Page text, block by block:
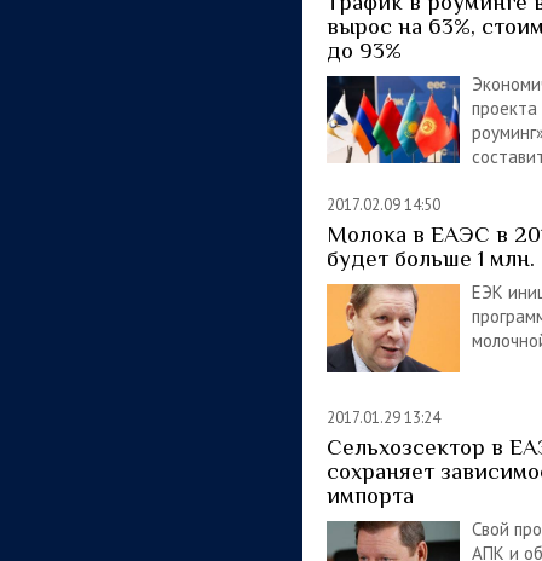
вырос на 63%,
до 93%
2017.02.09 14:50
Молока в ЕАЭС в
будет больше 1 млн.
ЕЭК
2017.01.29 13:24
Сельхозсектор в
сохраняет
импорта
Свой
АПК и